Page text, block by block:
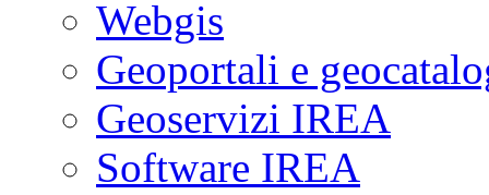
Webgis
Geoportali e
Geoservizi IREA
Software IREA